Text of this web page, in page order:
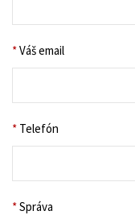
*Váš email
* Telefón
*Správa